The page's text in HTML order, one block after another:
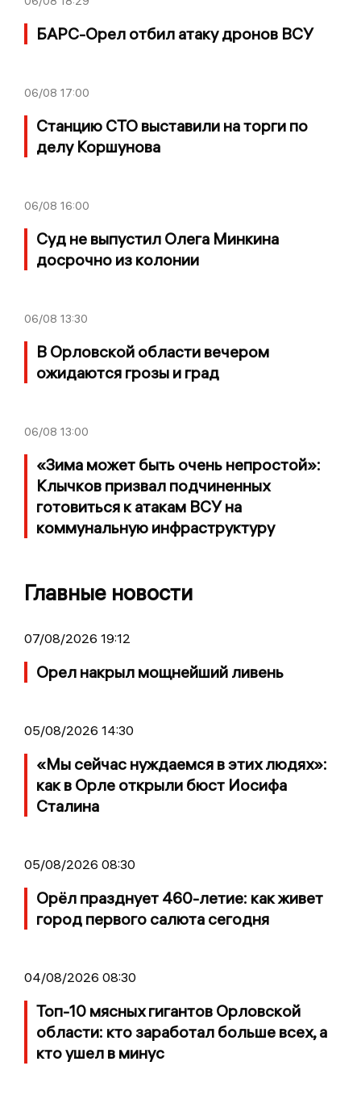
БАРС-Орел отбил атаку дронов ВСУ
06/08 17:00
Станцию СТО выставили на торги по
делу Коршунова
06/08 16:00
Суд не выпустил Олега Минкина
досрочно из колонии
06/08 13:30
В Орловской области вечером
ожидаются грозы и град
06/08 13:00
«Зима может быть очень непростой»:
Клычков призвал подчиненных
готовиться к атакам ВСУ на
коммунальную инфраструктуру
Главные новости
07/08/2026 19:12
Орел накрыл мощнейший ливень
05/08/2026 14:30
«Мы сейчас нуждаемся в этих людях»:
как в Орле открыли бюст Иосифа
Сталина
05/08/2026 08:30
Орёл празднует 460-летие: как живет
город первого салюта сегодня
04/08/2026 08:30
Топ-10 мясных гигантов Орловской
области: кто заработал больше всех, а
кто ушел в минус